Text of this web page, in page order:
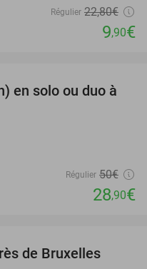
Régulier 22,80€
9,90€
42%
en solo ou duo à
Régulier 50€
28,90€
de Bruxelles